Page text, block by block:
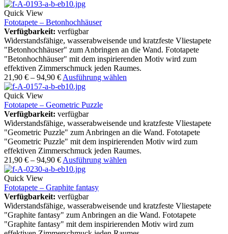
Quick View
Fototapete – Betonhochhäuser
Verfügbarkeit: verfügbar
Widerstandsfähige, wasserabweisende und kratzfeste Vliestapete
"Betonhochhäuser" zum Anbringen an die Wand. Fototapete
"Betonhochhäuser" mit dem inspirierenden Motiv wird zum
effektiven Zimmerschmuck jeden Raumes.
21,90 € – 94,90 € Ausführung wählen
Quick View
Fototapete – Geometric Puzzle
Verfügbarkeit: verfügbar
Widerstandsfähige, wasserabweisende und kratzfeste Vliestapete
"Geometric Puzzle" zum Anbringen an die Wand. Fototapete
"Geometric Puzzle" mit dem inspirierenden Motiv wird zum
effektiven Zimmerschmuck jeden Raumes.
21,90 € – 94,90 € Ausführung wählen
Quick View
Fototapete – Graphite fantasy
Verfügbarkeit: verfügbar
Widerstandsfähige, wasserabweisende und kratzfeste Vliestapete
"Graphite fantasy" zum Anbringen an die Wand. Fototapete
"Graphite fantasy" mit dem inspirierenden Motiv wird zum